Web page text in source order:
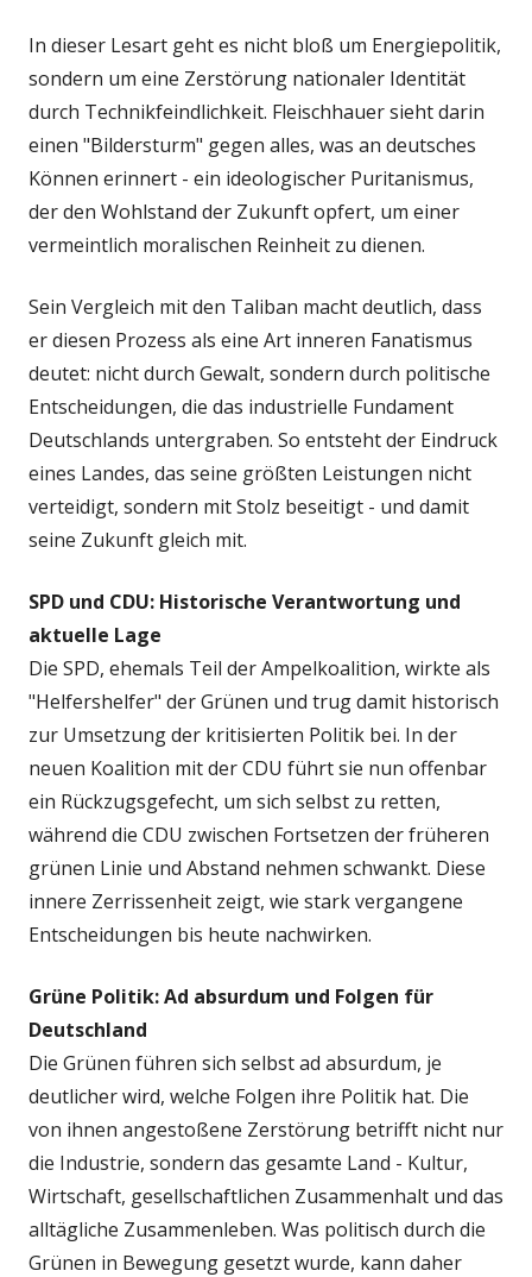
In dieser Lesart geht es nicht bloß um Energiepolitik,
sondern um eine Zerstörung nationaler Identität
durch Technikfeindlichkeit. Fleischhauer sieht darin
einen "Bildersturm" gegen alles, was an deutsches
Können erinnert - ein ideologischer Puritanismus,
der den Wohlstand der Zukunft opfert, um einer
vermeintlich moralischen Reinheit zu dienen.
Sein Vergleich mit den Taliban macht deutlich, dass
er diesen Prozess als eine Art inneren Fanatismus
deutet: nicht durch Gewalt, sondern durch politische
Entscheidungen, die das industrielle Fundament
Deutschlands untergraben. So entsteht der Eindruck
eines Landes, das seine größten Leistungen nicht
verteidigt, sondern mit Stolz beseitigt - und damit
seine Zukunft gleich mit.
SPD und CDU: Historische Verantwortung und
aktuelle Lage
Die SPD, ehemals Teil der Ampelkoalition, wirkte als
"Helfershelfer" der Grünen und trug damit historisch
zur Umsetzung der kritisierten Politik bei. In der
neuen Koalition mit der CDU führt sie nun offenbar
ein Rückzugsgefecht, um sich selbst zu retten,
während die CDU zwischen Fortsetzen der früheren
grünen Linie und Abstand nehmen schwankt. Diese
innere Zerrissenheit zeigt, wie stark vergangene
Entscheidungen bis heute nachwirken.
Grüne Politik: Ad absurdum und Folgen für
Deutschland
Die Grünen führen sich selbst ad absurdum, je
deutlicher wird, welche Folgen ihre Politik hat. Die
von ihnen angestoßene Zerstörung betrifft nicht nur
die Industrie, sondern das gesamte Land - Kultur,
Wirtschaft, gesellschaftlichen Zusammenhalt und das
alltägliche Zusammenleben. Was politisch durch die
Grünen in Bewegung gesetzt wurde, kann daher